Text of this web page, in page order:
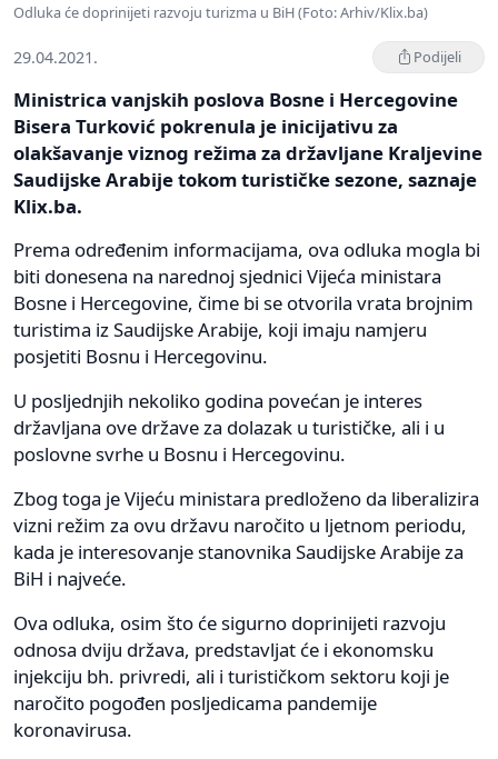
Odluka će doprinijeti razvoju turizma u BiH (Foto: Arhiv/Klix.ba)
29.04.2021. Podijeli
Ministrica vanjskih poslova Bosne i Hercegovine
Bisera Turković pokrenula je inicijativu za
olakšavanje viznog režima za državljane Kraljevine
Saudijske Arabije tokom turističke sezone, saznaje
Klix.ba.
Prema određenim informacijama, ova odluka mogla bi
biti donesena na narednoj sjednici Vijeća ministara
Bosne i Hercegovine, čime bi se otvorila vrata brojnim
turistima iz Saudijske Arabije, koji imaju namjeru
posjetiti Bosnu i Hercegovinu.
U posljednjih nekoliko godina povećan je interes
državljana ove države za dolazak u turističke, ali i u
poslovne svrhe u Bosnu i Hercegovinu.
Zbog toga je Vijeću ministara predloženo da liberalizira
vizni režim za ovu državu naročito u ljetnom periodu,
kada je interesovanje stanovnika Saudijske Arabije za
BiH i najveće.
Ova odluka, osim što će sigurno doprinijeti razvoju
odnosa dviju država, predstavljat će i ekonomsku
injekciju bh. privredi, ali i turističkom sektoru koji je
naročito pogođen posljedicama pandemije
koronavirusa.